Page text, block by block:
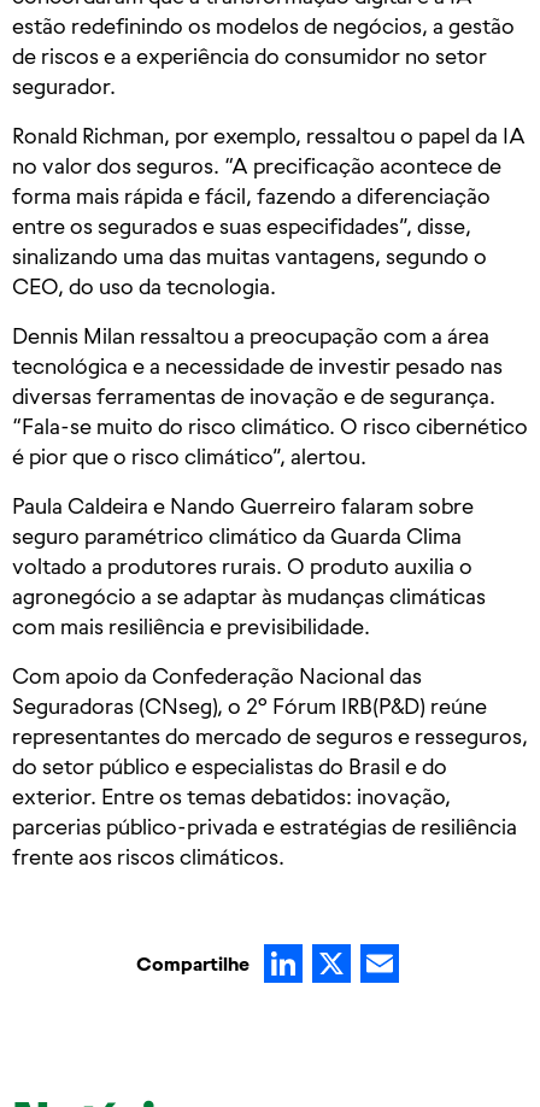
estão redefinindo os modelos de negócios, a gestão
de riscos e a experiência do consumidor no setor
segurador.
Ronald Richman, por exemplo, ressaltou o papel da IA
no valor dos seguros. “A precificação acontece de
forma mais rápida e fácil, fazendo a diferenciação
entre os segurados e suas especifidades”, disse,
sinalizando uma das muitas vantagens, segundo o
CEO, do uso da tecnologia.
Dennis Milan ressaltou a preocupação com a área
tecnológica e a necessidade de investir pesado nas
diversas ferramentas de inovação e de segurança.
“Fala-se muito do risco climático. O risco cibernético
é pior que o risco climático”, alertou.
Paula Caldeira e Nando Guerreiro falaram sobre
seguro paramétrico climático da Guarda Clima
voltado a produtores rurais. O produto auxilia o
agronegócio a se adaptar às mudanças climáticas
com mais resiliência e previsibilidade.
Com apoio da Confederação Nacional das
Seguradoras (CNseg), o 2º Fórum IRB(P&D) reúne
representantes do mercado de seguros e resseguros,
do setor público e especialistas do Brasil e do
exterior. Entre os temas debatidos: inovação,
parcerias público-privada e estratégias de resiliência
frente aos riscos climáticos.
Compartilhe LinkedIn
X